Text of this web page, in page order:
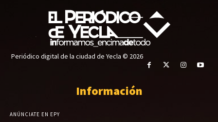
Periódico digital de la ciudad de Yecla © 2026
Información
ANÚNCIATE EN EPY